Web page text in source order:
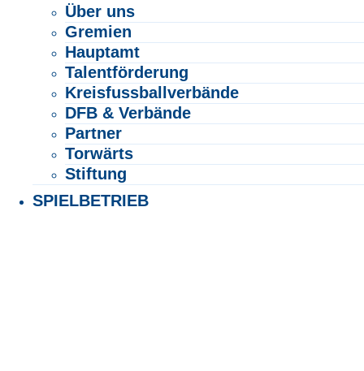
Über uns
Gremien
Hauptamt
Talentförderung
Kreisfussballverbände
DFB & Verbände
Partner
Torwärts
Stiftung
SPIELBETRIEB